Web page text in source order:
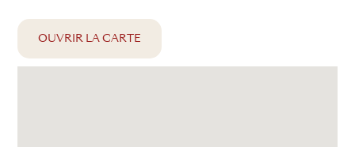
OUVRIR LA CARTE